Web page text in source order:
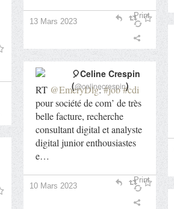
13 Mars 2023
Print
RT @EmeryDlg:#job#cdi
pour société de com’ de très
belle facture, recherche
consultant digital et analyste
digital junior enthousiastes
e…
🎈Celine Crespin
(@celinecrespin)
10 Mars 2023
Print